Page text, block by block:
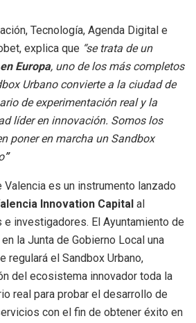
Tecnología, Agenda Digital e
explica que “se trata de un
Europa, uno de los más completos
Urbano convierte a la ciudad de
de experimentación real y la
líder en innovación. Somos los
poner en marcha un Sandbox
”
Valencia es un instrumento lanzado
Innovation Capital al
investigadores. El Ayuntamiento de
la Junta de Gobierno Local una
regulará el Sandbox Urbano,
del ecosistema innovador toda la
real para probar el desarrollo de
con el fin de obtener éxito en